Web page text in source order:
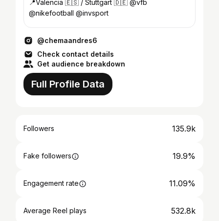
📍Valencia 🇪🇸 / Stuttgart 🇩🇪 @vfb
@nikefootball @invsport
@chemaandres6
Check contact details
Get audience breakdown
Full Profile Data
Followers 135.9k
Fake followers 19.9%
Engagement rate 11.09%
Average Reel plays 532.8k